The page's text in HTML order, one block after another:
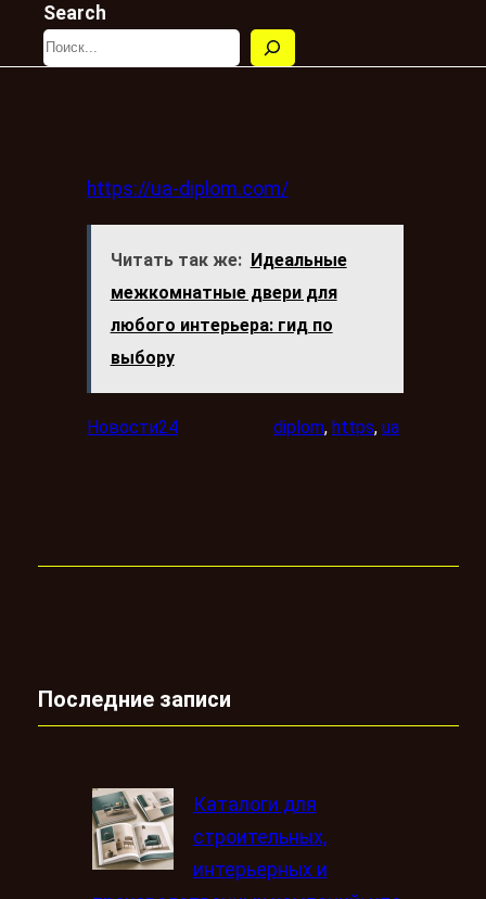
Search
https://ua-diplom.com/
Читать так же:
Идеальные
межкомнатные двери для
любого интерьера: гид по
выбору
Новости24 diplom, https, ua
Последние записи
Каталоги для
строительных,
интерьерных и